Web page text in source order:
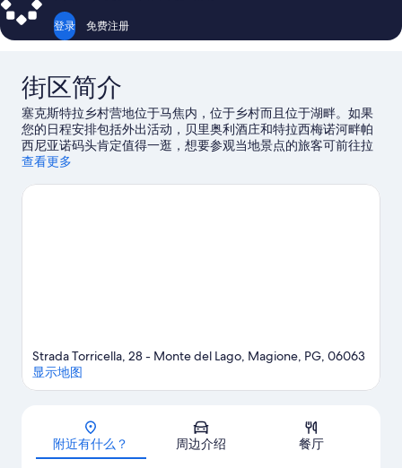
有
照
室
更
登录 免费注册
街区简介
塞克斯特拉乡村营地位于马焦内，位于乡村而且位于湖畔。如果
您的日程安排包括外出活动，贝里奥利酒庄和特拉西梅诺河畔帕
西尼亚诺码头肯定值得一逛，想要参观当地景点的旅客可前往拉
瓦莱自然绿洲和太阳之城游乐园。带孩子一起旅行？请考虑选择
游戏。您可就近选择划皮艇和帆板运动，尽情体验该地区的水上
查看更多
地图
Strada Torricella, 28 - Monte del Lago, Magione, PG, 06063
显示地图
附近有什么？ 周边介绍 餐厅